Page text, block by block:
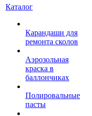
Каталог
Карандаши для
ремонта сколов
Аэрозольная
краска в
баллончиках
Полировальные
пасты